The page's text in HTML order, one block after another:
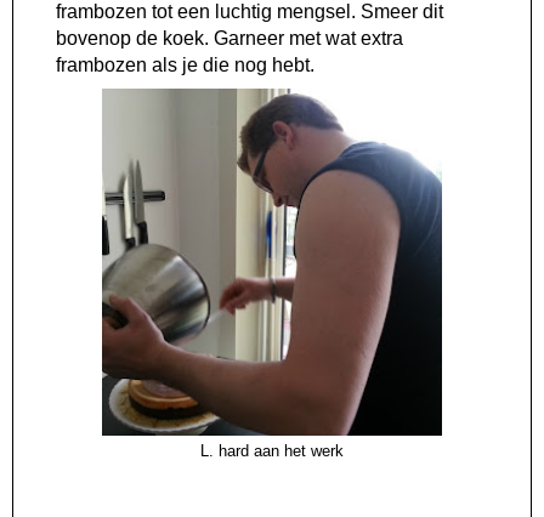
frambozen tot een luchtig mengsel. Smeer dit
bovenop de koek. Garneer met wat extra
frambozen als je die nog hebt.
L. hard aan het werk